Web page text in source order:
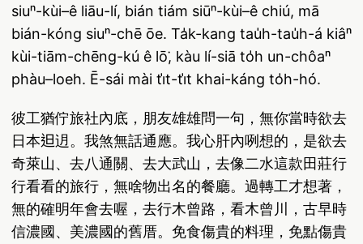
siuⁿ-kùi–ê liāu-lí, bián tiám siūⁿ-kùi–ê chiú, mā
bián-kóng siuⁿ-chē ōe. Ta̍k-kang tau̍h-tau̍h-á kiâⁿ
kùi-tiām-chēng-kú ê lō͘, kàu lí-siā to̍h un-chôaⁿ
phàu–loeh. Ē-sái mài ti̍t-ti̍t khai-káng to̍h-hó.
彼工猶佇旅社內底，朋友雄雄問一句，無你當時欲去
日本𨑨迌。我煞無話通應。我心肝內咧想的，是欲去
奇萊山、去八通關、去大武山，去像二水這款田莊行
行看看的旅行，無啥物出名的餐廳。過轉工才想著，
無的確明年會去喔，去行木曾路，看木曾川，古早時
信濃國、美濃國的舊厝。免食傷貴的料理，免點傷貴